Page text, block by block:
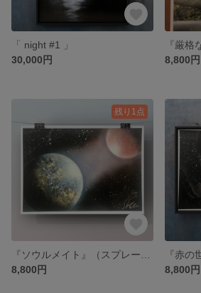
「 night #1 」
30,000円
8,800円
残り1点
8,800円
8,800円